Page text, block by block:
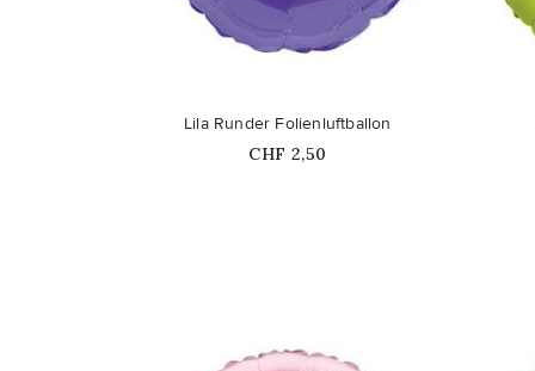
Lila Runder Folienluftballon
Price
CHF 2,50